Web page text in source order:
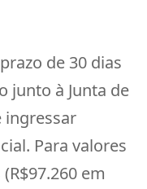
de 30 dias
junto à Junta de
ingressar
Para valores
em